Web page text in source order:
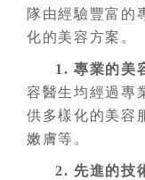
隊由經驗豐富的
化的美容方案。
1. 專業的美
容醫生均經過專
供多樣化的美容
嫩膚等。
2. 先進的技